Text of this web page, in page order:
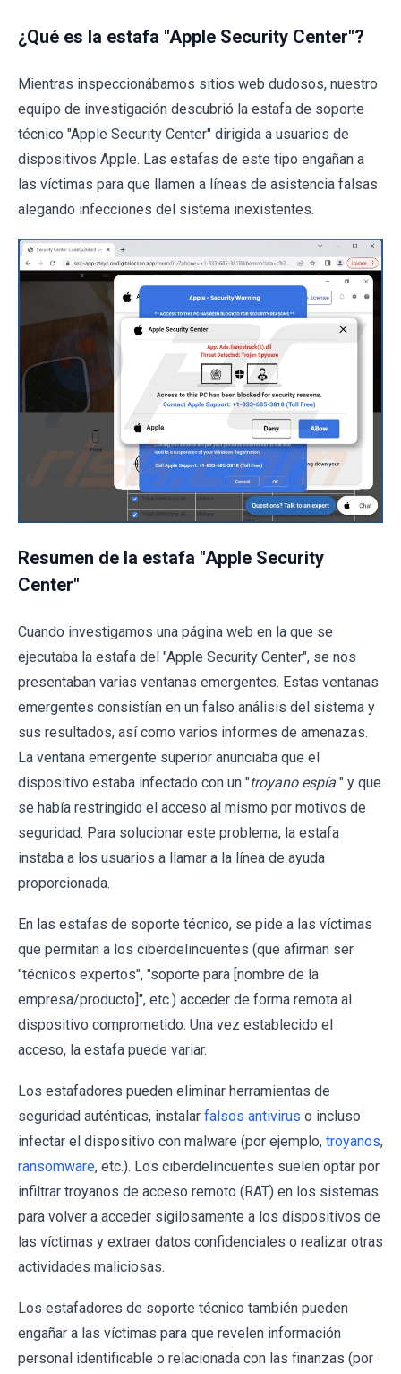
¿Qué es la estafa "Apple Security Center"?
Mientras inspeccionábamos sitios web dudosos, nuestro
equipo de investigación descubrió la estafa de soporte
técnico "Apple Security Center" dirigida a usuarios de
dispositivos Apple. Las estafas de este tipo engañan a
las víctimas para que llamen a líneas de asistencia falsas
alegando infecciones del sistema inexistentes.
Resumen de la estafa "Apple Security
Center"
Cuando investigamos una página web en la que se
ejecutaba la estafa del "Apple Security Center", se nos
presentaban varias ventanas emergentes. Estas ventanas
emergentes consistían en un falso análisis del sistema y
sus resultados, así como varios informes de amenazas.
La ventana emergente superior anunciaba que el
dispositivo estaba infectado con un "troyano espía " y que
se había restringido el acceso al mismo por motivos de
seguridad. Para solucionar este problema, la estafa
instaba a los usuarios a llamar a la línea de ayuda
proporcionada.
En las estafas de soporte técnico, se pide a las víctimas
que permitan a los ciberdelincuentes (que afirman ser
"técnicos expertos", "soporte para [nombre de la
empresa/producto]", etc.) acceder de forma remota al
dispositivo comprometido. Una vez establecido el
acceso, la estafa puede variar.
Los estafadores pueden eliminar herramientas de
seguridad auténticas, instalar falsos antivirus o incluso
infectar el dispositivo con malware (por ejemplo, troyanos,
ransomware, etc.). Los ciberdelincuentes suelen optar por
infiltrar troyanos de acceso remoto (RAT) en los sistemas
para volver a acceder sigilosamente a los dispositivos de
las víctimas y extraer datos confidenciales o realizar otras
actividades maliciosas.
Los estafadores de soporte técnico también pueden
engañar a las víctimas para que revelen información
personal identificable o relacionada con las finanzas (por